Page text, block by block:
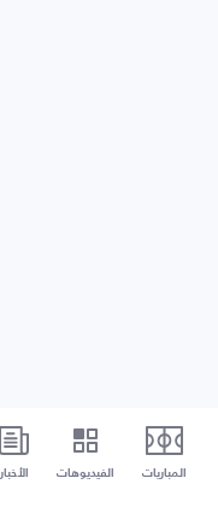
المباريات الفيديوهات الأخبار